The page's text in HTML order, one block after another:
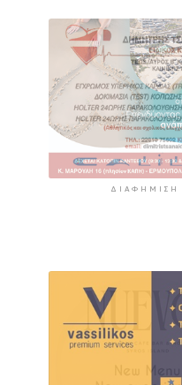
περιοχές
5 ώρες 19 λεπτά πρίν
ΔΙΑΦΉΜΙΣΗ